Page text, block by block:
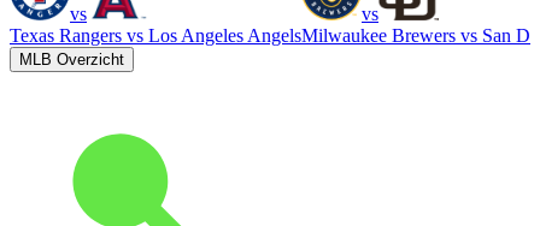
vs
Texas Rangers vs Los Angeles Angels
vs
Milwaukee Brewers vs San
MLB Overzicht